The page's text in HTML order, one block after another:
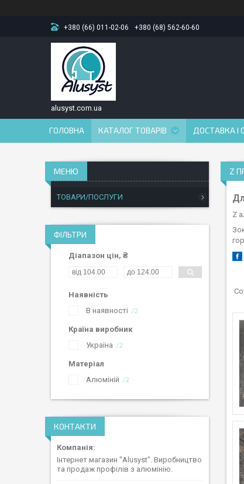
+380 (66) 011-02-06 +380 (68) 562-60-60
alusyst.com.ua
ГОЛОВНА КАТАЛОГ ТОВАРІВ ДОСТАВКА І
Z
Z
ТОВАРИ/ПОСЛУГИ
ФІЛЬТРИ
Діапазон цін, ₴
Наявність
В наявності
2
Країна виробник
Україна
2
Матеріал
Алюміній
2
КОНТАКТИ
Інтернет магазин "Alusyst". Виробництво
та продаж профілів з алюмінію.